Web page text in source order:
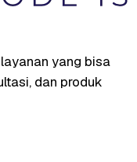
yang bisa
dan produk